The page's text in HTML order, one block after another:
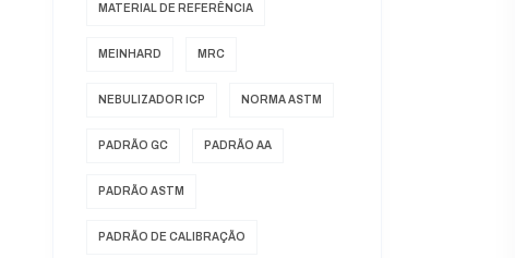
MATERIAL DE REFERÊNCIA
MEINHARD MRC
NEBULIZADOR ICP NORMA ASTM
PADRÃO GC PADRÃO AA
PADRÃO ASTM
PADRÃO DE CALIBRAÇÃO